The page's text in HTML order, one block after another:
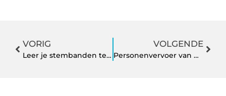
VORIG
Leer je stembanden te beheersen bij zangles in Huissen
VOLGENDE
Personenvervoer van deBusSpecialist